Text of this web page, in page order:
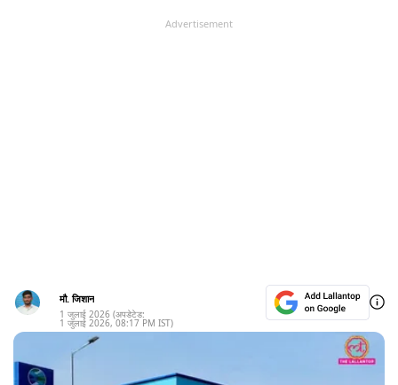
Advertisement
मौ. जिशान
1 जुलाई 2026 (अपडेटेड:
1 जुलाई 2026, 08:17 PM IST)